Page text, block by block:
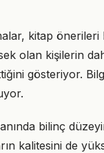
kitap
olan kişilerin
gösteriyor.
bilinç
kalitesini de